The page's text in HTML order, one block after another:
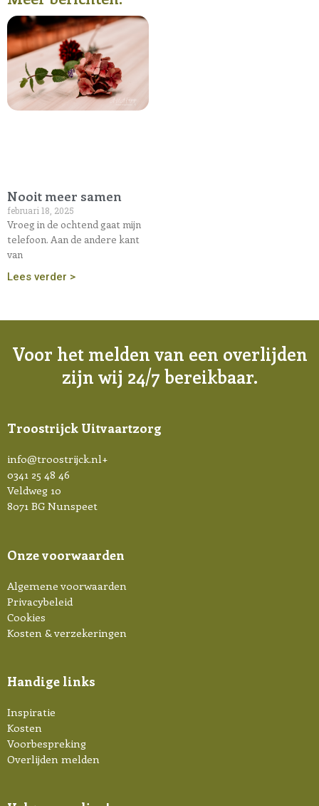
Nooit meer samen
februari 18, 2025
Vroeg in de ochtend gaat mijn
telefoon. Aan de andere kant
van
Lees verder >
Voor het melden van een overlijden
zijn wij 24/7 bereikbaar.
Troostrijck Uitvaartzorg
info@troostrijck.nl+
0341 25 48 46
Veldweg 10
8071 BG Nunspeet
Onze voorwaarden
Algemene voorwaarden
Privacybeleid
Cookies
Kosten & verzekeringen
Handige links
Inspiratie
Kosten
Voorbespreking
Overlijden melden